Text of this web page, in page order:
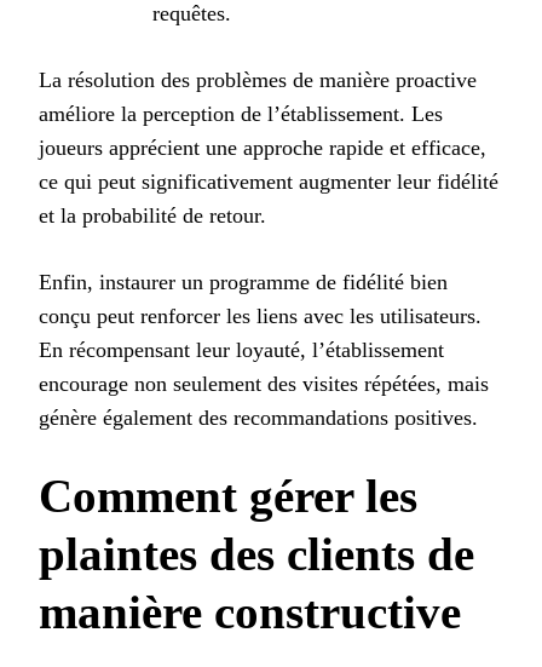
requêtes.
La résolution des problèmes de manière proactive
améliore la perception de l’établissement. Les
joueurs apprécient une approche rapide et efficace,
ce qui peut significativement augmenter leur fidélité
et la probabilité de retour.
Enfin, instaurer un programme de fidélité bien
conçu peut renforcer les liens avec les utilisateurs.
En récompensant leur loyauté, l’établissement
encourage non seulement des visites répétées, mais
génère également des recommandations positives.
Comment gérer les
plaintes des clients de
manière constructive